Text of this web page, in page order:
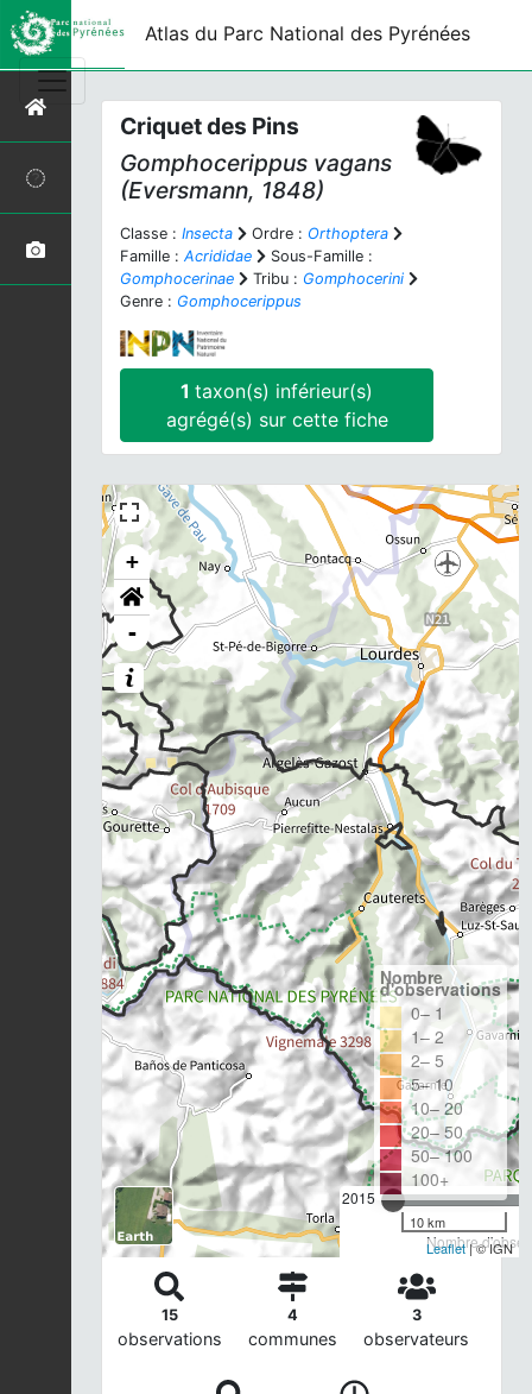
Atlas du Parc National des Pyrénées
Criquet des Pins
Gomphocerippus vagans
(Eversmann, 1848)
Classe : Insecta Ordre : Orthoptera
Famille : Acrididae
Sous-Famille :
Gomphocerinae
Tribu : Gomphocerini
Genre : Gomphocerippus
1taxon(s) inférieur(s)
agrégé(s) sur cette fiche
+
-
2015
Nombre
Nombre
d'observations
0– 1
1– 2
2– 5
5– 10
10– 20
20– 50
50– 100
100+
10 km
Leaflet| © IGN
15
observations
4
communes
3
observateurs